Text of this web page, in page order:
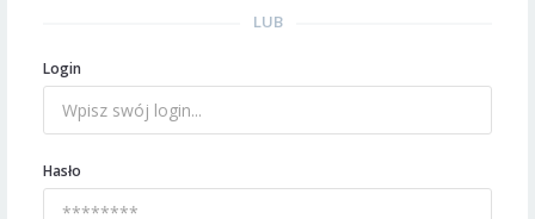
LUB
Login
Hasło